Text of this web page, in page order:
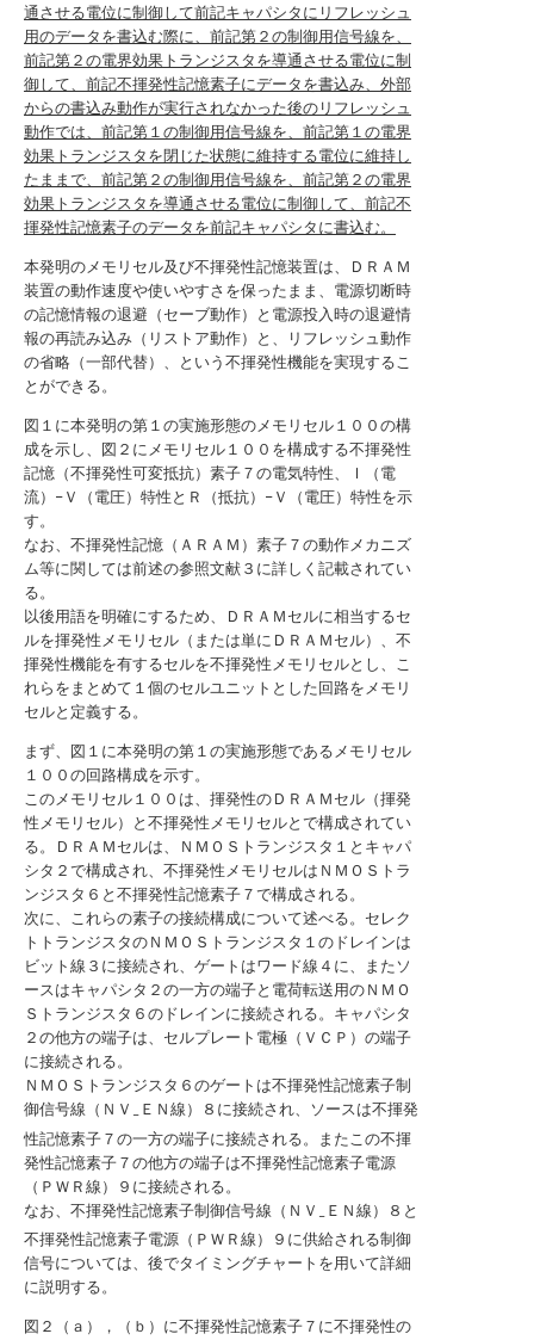
通させる電位に制御して前記キャパシタにリフレッシュ
用のデータを書込む際に、前記第２の制御用信号線を、
前記第２の電界効果トランジスタを導通させる電位に制
御して、前記不揮発性記憶素子にデータを書込み、外部
からの書込み動作が実行されなかった後のリフレッシュ
動作では、前記第１の制御用信号線を、前記第１の電界
効果トランジスタを閉じた状態に維持する電位に維持し
たままで、前記第２の制御用信号線を、前記第２の電界
効果トランジスタを導通させる電位に制御して、前記不
揮発性記憶素子のデータを前記キャパシタに書込む。
本発明のメモリセル及び不揮発性記憶装置は、ＤＲＡＭ
装置の動作速度や使いやすさを保ったまま、電源切断時
の記憶情報の退避（セーブ動作）と電源投入時の退避情
報の再読み込み（リストア動作）と、リフレッシュ動作
の省略（一部代替）、という不揮発性機能を実現するこ
とができる。
図１に本発明の第１の実施形態のメモリセル１００の構
成を示し、図２にメモリセル１００を構成する不揮発性
記憶（不揮発性可変抵抗）素子７の電気特性、Ｉ（電
流）−Ｖ（電圧）特性とＲ（抵抗）−Ｖ（電圧）特性を示
す。
なお、不揮発性記憶（ＡＲＡＭ）素子７の動作メカニズ
ム等に関しては前述の参照文献３に詳しく記載されてい
る。
以後用語を明確にするため、ＤＲＡＭセルに相当するセ
ルを揮発性メモリセル（または単にＤＲＡＭセル）、不
揮発性機能を有するセルを不揮発性メモリセルとし、こ
れらをまとめて１個のセルユニットとした回路をメモリ
セルと定義する。
まず、図１に本発明の第１の実施形態であるメモリセル
１００の回路構成を示す。
このメモリセル１００は、揮発性のＤＲＡＭセル（揮発
性メモリセル）と不揮発性メモリセルとで構成されてい
る。ＤＲＡＭセルは、ＮＭＯＳトランジスタ１とキャパ
シタ２で構成され、不揮発性メモリセルはＮＭＯＳトラ
ンジスタ６と不揮発性記憶素子７で構成される。
次に、これらの素子の接続構成について述べる。セレク
トトランジスタのＮＭＯＳトランジスタ１のドレインは
ビット線３に接続され、ゲートはワード線４に、またソ
ースはキャパシタ２の一方の端子と電荷転送用のＮＭＯ
Ｓトランジスタ６のドレインに接続される。キャパシタ
２の他方の端子は、セルプレート電極（ＶＣＰ）の端子
に接続される。
ＮＭＯＳトランジスタ６のゲートは不揮発性記憶素子制
御信号線（ＮＶ − ＥＮ線）８に接続され、ソースは不揮発
性記憶素子７の一方の端子に接続される。またこの不揮
発性記憶素子７の他方の端子は不揮発性記憶素子電源
（ＰＷＲ線）９に接続される。
なお、不揮発性記憶素子制御信号線（ＮＶ − ＥＮ線）８と
不揮発性記憶素子電源（ＰＷＲ線）９に供給される制御
信号については、後でタイミングチャートを用いて詳細
に説明する。
図２（ａ），（ｂ）に不揮発性記憶素子７に不揮発性の